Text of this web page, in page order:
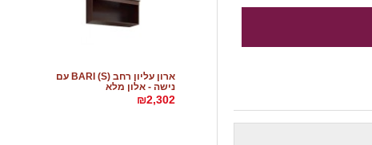
ארון עליון רחב BARI (S) עם
נישה - אלון מלא
₪2,302